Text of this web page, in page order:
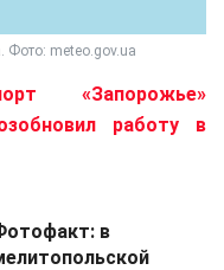
Фото: meteo.gov.ua
«Запорожье»
работу в
в